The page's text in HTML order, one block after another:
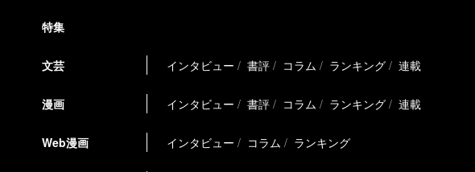
特集
文芸 インタビュー 書評 コラム ランキング 連載
漫画 インタビュー 書評 コラム ランキング 連載
Web漫画 インタビュー コラム ランキング